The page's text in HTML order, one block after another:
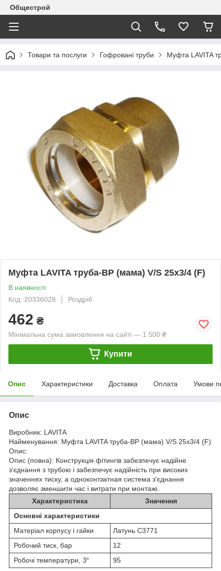
Общестрой
Товари та послуги Гофровані труби Муфта LAVITA
Муфта LAVITA труба-ВР (мама) V/S 25x3/4 (F)
В наявності
Код: 20336028
Роздріб
462 ₴
Мінімальна сума замовлення на сайті — 1 500 ₴
Купити
Опис Характеристики Доставка Оплата Умови
Опис
Виробник: LAVITA
Найменування: Муфта LAVITA труба-ВР (мама) V/S 25x3/4 (F)
Опис:
Опис (повна): Конструкція фітингів забезпечує надійне
з'єднання з трубою і забезпечує надійність при високих
значеннях тиску, а одноконтактная система з'єднання
дозволяє зменшити час і витрати при монтажі.
Характеристика
Значення
Основні характеристики
Матеріал корпусу і гайки
Латунь C3771
Робочий тиск, бар
12
Робочі температури, З°
95